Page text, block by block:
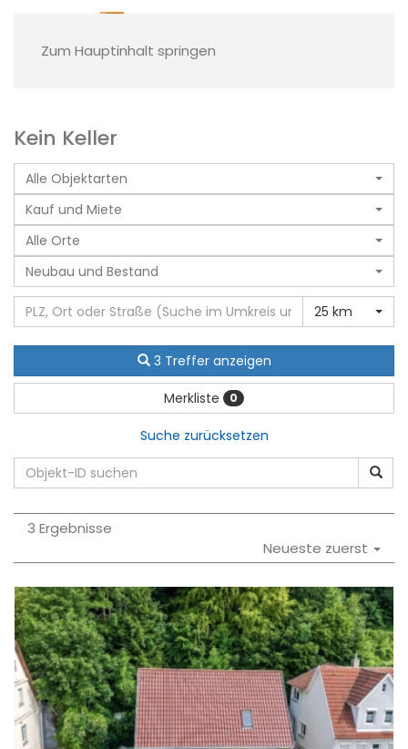
Zum Hauptinhalt springen
Kein Keller
Alle Objektarten
Kauf und Miete
Alle Orte
Neubau und Bestand
25 km
3 Treffer anzeigen
Merkliste 0
Suche zurücksetzen
3 Ergebnisse
Neueste zuerst